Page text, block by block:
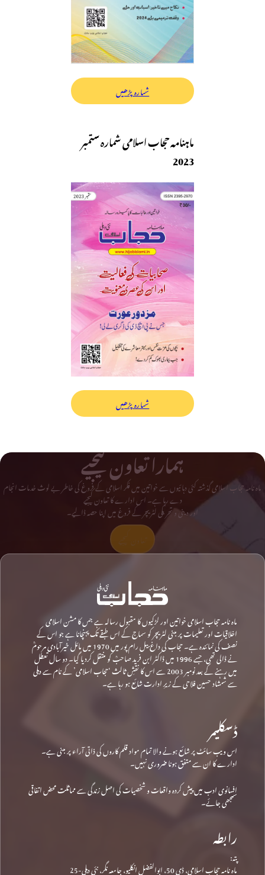
شمارہ پڑھیں
ماہنامہ حجاب اسلامی شمارہ ستمبر
2023
شمارہ پڑھیں
ہمارا تعاون کیجیے
ماہ نامہ حجاب اسلامی گذشتہ کئی دہائیوں سے خواتین میں فکر اسلامی کے فروغ کی خاطر بے لوث خدمات انجام
دے رہا ہے۔ اس ادارے کا تعاون کیجیے
اور دینی و تحریکی لٹریچر کے فروغ میں اپنا حصہ ڈالیے۔
ماہ نامہ حجاب اسلامی خواتین اور لڑکیوں کا مقبول رسالہ ہے جس کا مشن اسلامی
اخلاقیات اور تعلیمات پر مبنی لٹریچر کو سماج کے اس طبقے تک پہنچانا ہے جو اس کے
نصف کی نمائندہ ہے۔ حجاب کی داغ بیل رام پور میں 1970 میں مائل خیرآبادی مرحومؒ
نے ڈالی تھی، جسے 1996 میں ڈاکٹر ابن فرید صاحبؒ کو منتقل کردیا گیا۔ دو سال تعطل
میں رہنے کے بعد نومبر 2003 سے اس کا نقشِ ثالث ‘حجاب اسلامی’ کے نام سے دہلی
سے شمشاد حسین فلاحی کے زیرِ ادارت شائع ہو رہا ہے۔
ڈسکلیمر
اس ویب سائٹ پر شائع ہونے والا تمام مواد قلم کاروں کی ذاتی آراء پر مبنی ہے۔
ادارے کا ان سے متفق ہونا ضروری نہیں۔
افسانوی ادب میں پیش کردہ واقعات و شخصیات کی اصل زندگی سے مماثلت محض اتفاقی
سمجھی جائے۔
رابطہ
پتہ:
ماہ نامہ حجاب اسلامی، ڈی 50، ابوالفضل انکلیو، جامعہ نگر، نئی دہلی-25